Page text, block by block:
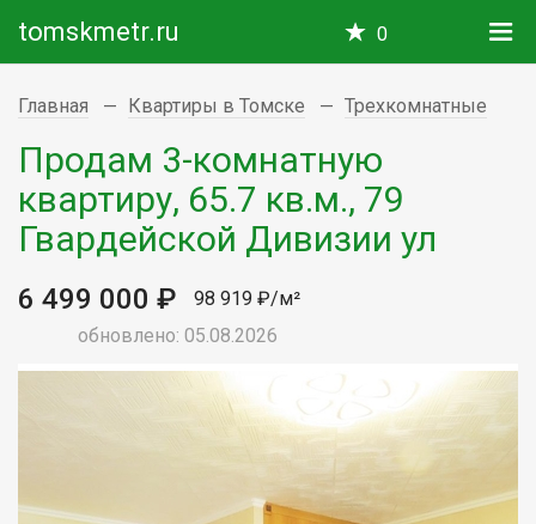
tomskmetr.ru 0
Главная Квартиры в Томске Трехкомнатные
Продам 3-комнатную
квартиру, 65.7 кв.м., 79
Гвардейской Дивизии ул
6 499 000 ₽
98 919 ₽/м²
обновлено: 05.08.2026